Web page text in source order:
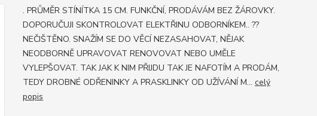
. PRŮMĚR STÍNÍTKA 15 CM. FUNKČNÍ, PRODÁVÁM BEZ ŽÁROVKY.
DOPORUČUJI SKONTROLOVAT ELEKTŘINU ODBORNÍKEM.. ??
NEČIŠTĚNO. SNAŽÍM SE DO VĚCÍ NEZASAHOVAT, NĚJAK
NEODBORNĚ UPRAVOVAT RENOVOVAT NEBO UMĚLE
VYLEPŠOVAT. TAK JAK K NIM PŘIJDU TAK JE NAFOTÍM A PRODÁM,
TEDY DROBNÉ ODŘENINKY A PRASKLINKY OD UŽÍVÁNÍ M... celý
popis